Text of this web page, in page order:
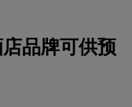
品牌可供预